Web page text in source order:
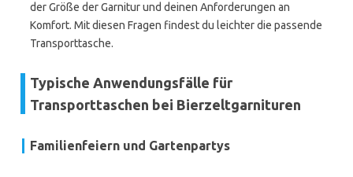
der Größe der Garnitur und deinen Anforderungen an
Komfort. Mit diesen Fragen findest du leichter die passende
Transporttasche.
Typische Anwendungsfälle für
Transporttaschen bei Bierzeltgarnituren
Familienfeiern und Gartenpartys